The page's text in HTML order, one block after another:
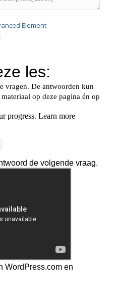
Element